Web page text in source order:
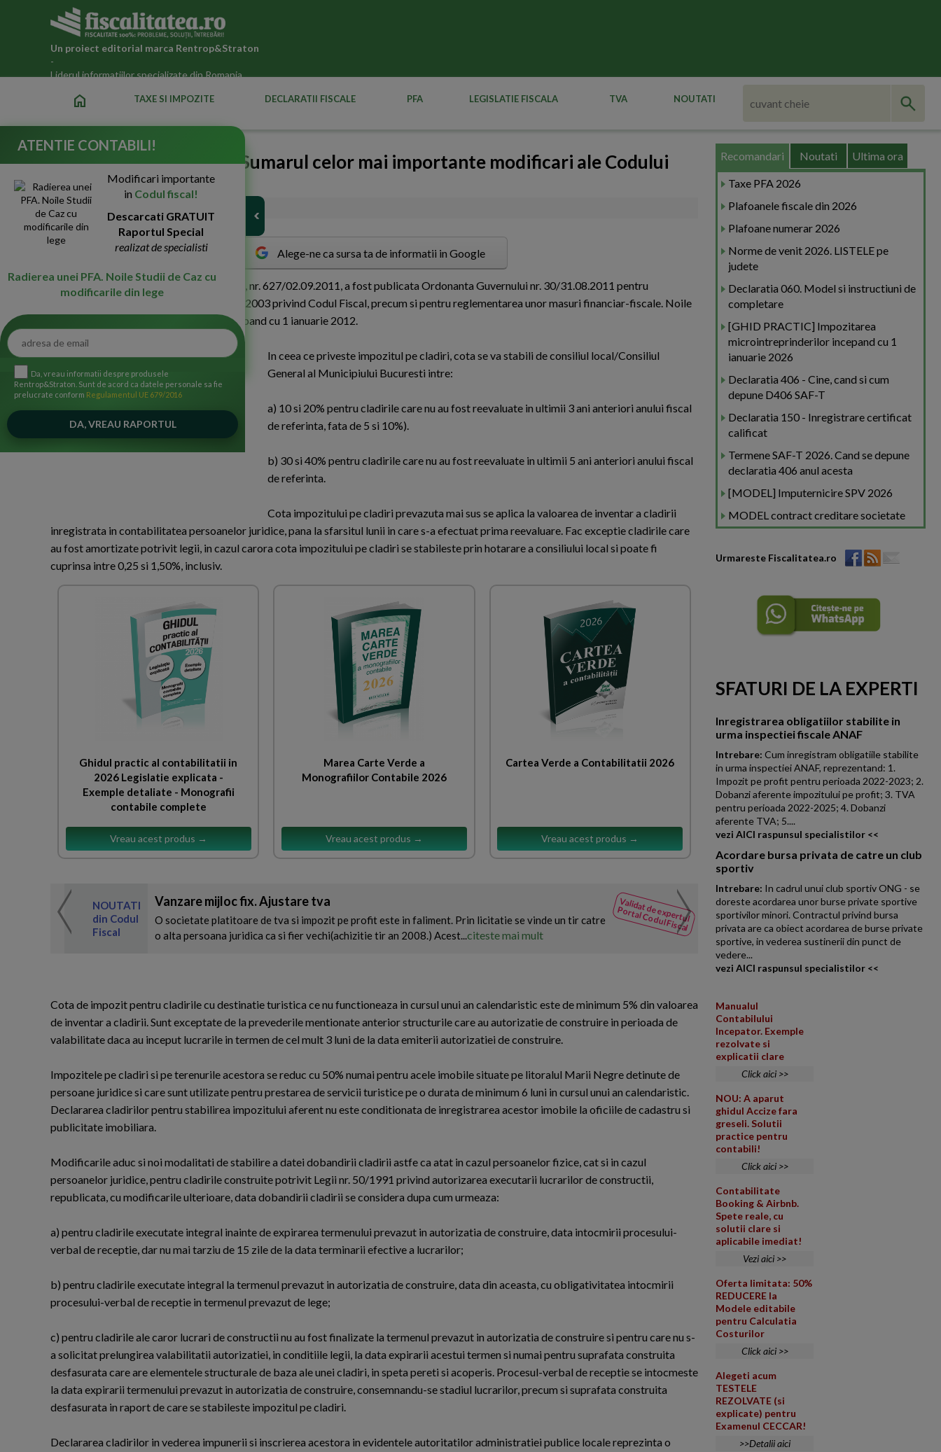
Un proiect editorial marca Rentrop&Straton
-
Liderul informatiilor specializate din Romania
home TAXE SI IMPOZITE DECLARATII FISCALE PFA LEGISLATIE FISCALA TVA NOUTATI
Impozite si taxe locale: Sumarul celor mai importante modificari ale Codului
Fiscal
15-Sep-2011 5197
Alege-ne ca sursa ta de informatii in Google
I n Monitorul Oficial al Romaniei, Partea I, nr. 627/02.09.2011, a fost publicata Ordonanta Guvernului nr. 30/31.08.2011 pentru
modificarea si completarea Legii nr. 571/2003 privind Codul Fiscal, precum si pentru reglementarea unor masuri financiar-fiscale. Noile
prevederi legislative intra in vigoare incepand cu 1 ianuarie 2012.
In ceea ce priveste impozitul pe cladiri, cota se va stabili de consiliul local/Consiliul
General al Municipiului Bucuresti intre:
a) 10 si 20% pentru cladirile care nu au fost reevaluate in ultimii 3 ani anteriori anului fiscal
de referinta, fata de 5 si 10%).
b) 30 si 40% pentru cladirile care nu au fost reevaluate in ultimii 5 ani anteriori anului fiscal
de referinta.
Cota impozitului pe cladiri prevazuta mai sus se aplica la valoarea de inventar a cladirii
inregistrata in contabilitatea persoanelor juridice, pana la sfarsitul lunii in care s-a efectuat prima reevaluare. Fac exceptie cladirile care
au fost amortizate potrivit legii, in cazul carora cota impozitului pe cladiri se stabileste prin hotarare a consiliului local si poate fi
cuprinsa intre 0,25 si 1,50%, inclusiv.
Ghidul practic al contabilitatii in
2026 Legislatie explicata -
Exemple detaliate - Monografii
contabile complete
Vreau acest produs →
Marea Carte Verde a
Monografiilor Contabile 2026
Vreau acest produs →
Cartea Verde a Contabilitatii 2026
Vreau acest produs →
NOUTATI
din Codul
Fiscal
Validat de expertul
Portal Codul Fiscal
Vanzare mijloc fix. Ajustare tva
O societate platitoare de tva si impozit pe profit este in faliment. Prin licitatie se vinde un tir catre
o alta persoana juridica ca si fier vechi(achizitie tir an 2008.) Acest...citeste mai mult
NOUTATI
din Codul
Fiscal
Completare
PFA-ul care a depasit cifra
TVA intracomunitar, va rog
Cota de impozit pentru cladirile cu destinatie turistica ce nu functioneaza in cursul unui an calendaristic este de minimum 5% din valoarea
de inventar a cladirii. Sunt exceptate de la prevederile mentionate anterior structurile care au autorizatie de construire in perioada de
valabilitate daca au inceput lucrarile in termen de cel mult 3 luni de la data emiterii autorizatiei de construire.
Impozitele pe cladiri si pe terenurile acestora se reduc cu 50% numai pentru acele imobile situate pe litoralul Marii Negre detinute de
persoane juridice si care sunt utilizate pentru prestarea de servicii turistice pe o durata de minimum 6 luni in cursul unui an calendaristic.
Declararea cladirilor pentru stabilirea impozitului aferent nu este conditionata de inregistrarea acestor imobile la oficiile de cadastru si
publicitate imobiliara.
Modificarile aduc si noi modalitati de stabilire a datei dobandirii cladirii astfe ca atat in cazul persoanelor fizice, cat si in cazul
persoanelor juridice, pentru cladirile construite potrivit Legii nr. 50/1991 privind autorizarea executarii lucrarilor de constructii,
republicata, cu modificarile ulterioare, data dobandirii cladirii se considera dupa cum urmeaza:
a) pentru cladirile executate integral inainte de expirarea termenului prevazut in autorizatia de construire, data intocmirii procesului-
verbal de receptie, dar nu mai tarziu de 15 zile de la data terminarii efective a lucrarilor;
b) pentru cladirile executate integral la termenul prevazut in autorizatia de construire, data din aceasta, cu obligativitatea intocmirii
procesului-verbal de receptie in termenul prevazut de lege;
c) pentru cladirile ale caror lucrari de constructii nu au fost finalizate la termenul prevazut in autorizatia de construire si pentru care nu s-
a solicitat prelungirea valabilitatii autorizatiei, in conditiile legii, la data expirarii acestui termen si numai pentru suprafata construita
desfasurata care are elementele structurale de baza ale unei cladiri, in speta pereti si acoperis. Procesul-verbal de receptie se intocmeste
la data expirarii termenului prevazut in autorizatia de construire, consemnandu-se stadiul lucrarilor, precum si suprafata construita
desfasurata in raport de care se stabileste impozitul pe cladiri.
Declararea cladirilor in vederea impunerii si inscrierea acestora in evidentele autoritatilor administratiei publice locale reprezinta o
Recomandari Noutati Ultima ora
Taxe PFA 2026
Plafoanele fiscale din 2026
Plafoane numerar 2026
Norme de venit 2026. LISTELE pe
judete
Declaratia 060. Model si instructiuni de
completare
[GHID PRACTIC] Impozitarea
microintreprinderilor incepand cu 1
ianuarie 2026
Declaratia 406 - Cine, cand si cum
depune D406 SAF-T
Declaratia 150 - Inregistrare certificat
calificat
Termene SAF-T 2026. Cand se depune
declaratia 406 anul acesta
[MODEL] Imputernicire SPV 2026
MODEL contract creditare societate
Urmareste Fiscalitatea.ro
SFATURI DE LA EXPERTI
Inregistrarea obligatiilor stabilite in
urma inspectiei fiscale ANAF
Intrebare: Cum inregistram obligatiile stabilite
in urma inspectiei ANAF, reprezentand: 1.
Impozit pe profit pentru perioada 2022-2023; 2.
Dobanzi aferente impozitului pe profit; 3. TVA
pentru perioada 2022-2025; 4. Dobanzi
aferente TVA; 5....
vezi AICI raspunsul specialistilor <<
Acordare bursa privata de catre un club
sportiv
Intrebare: In cadrul unui club sportiv ONG - se
doreste acordarea unor burse private sportive
sportivilor minori. Contractul privind bursa
privata are ca obiect acordarea de burse private
sportive, in vederea sustinerii din punct de
vedere...
vezi AICI raspunsul specialistilor <<
Manualul
Contabilului
Incepator. Exemple
rezolvate si
explicatii clare
Click aici >>
NOU: A aparut
ghidul Accize fara
greseli. Solutii
practice pentru
contabili!
Click aici >>
Contabilitate
Booking & Airbnb.
Spete reale, cu
solutii clare si
aplicabile imediat!
Vezi aici >>
Oferta limitata: 50%
REDUCERE la
Modele editabile
pentru Calculatia
Costurilor
Click aici >>
Alegeti acum
TESTELE
REZOLVATE (si
explicate) pentru
Examenul CECCAR!
>>Detalii aici
ATENTIE CONTABILI!
Modificari importante
in Codul fiscal!
Descarcati GRATUIT
Raportul Special
realizat de specialisti
Radierea unei PFA. Noile Studii de Caz cu
modificarile din lege
Da, vreau informatii despre produsele
Rentrop&Straton. Sunt de acord ca datele personale sa fie
prelucrate conform Regulamentul UE 679/2016